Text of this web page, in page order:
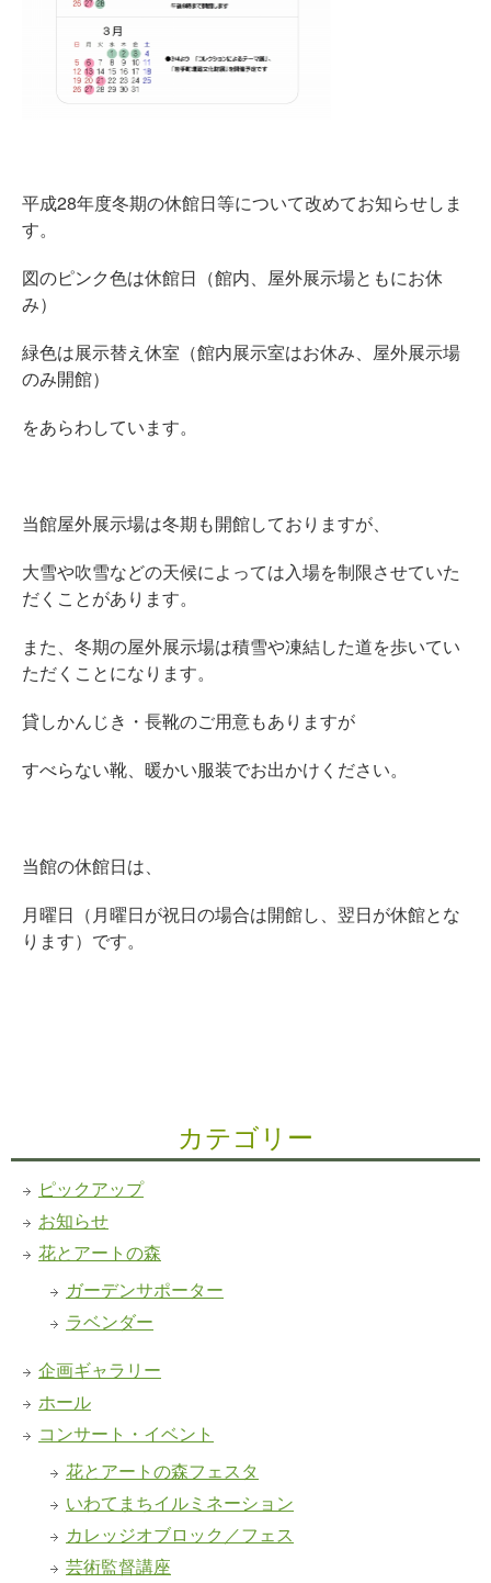
平成28年度冬期の休館日等について改めてお知らせしま
す。
図のピンク色は休館日（館内、屋外展示場ともにお休
み）
緑色は展示替え休室（館内展示室はお休み、屋外展示場
のみ開館）
をあらわしています。
当館屋外展示場は冬期も開館しておりますが、
大雪や吹雪などの天候によっては入場を制限させていた
だくことがあります。
また、冬期の屋外展示場は積雪や凍結した道を歩いてい
ただくことになります。
貸しかんじき・長靴のご用意もありますが
すべらない靴、暖かい服装でお出かけください。
当館の休館日は、
月曜日（月曜日が祝日の場合は開館し、翌日が休館とな
ります）です。
カテゴリー
ピックアップ
お知らせ
花とアートの森
ガーデンサポーター
ラベンダー
企画ギャラリー
ホール
コンサート・イベント
花とアートの森フェスタ
いわてまちイルミネーション
カレッジオブロック／フェス
芸術監督講座